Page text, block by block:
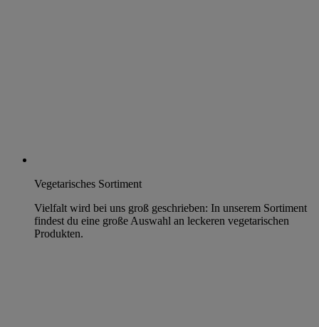
Vegetarisches Sortiment
Vielfalt wird bei uns groß geschrieben: In unserem Sortiment
findest du eine große Auswahl an leckeren vegetarischen
Produkten.